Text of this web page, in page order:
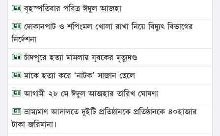
বৃহস্পতিবার পবিত্র ঈদুল আজহা
দোকানপাট ও শপিংমল খোলা রাখা নিয়ে বিদ্যুৎ বিভাগের
নির্দেশনা
চাঁদপুরে হত্যা মামলায় যুবকের মৃত্যুদণ্ড
মাকে হত্যা করে ‘নাটক’ সাজান ছেলে
আগামী ২৮ মে ঈদুল আজহার তারিখ ঘোষণা
ভ্রাম্যমাণ আদালতে দুইটি প্রতিষ্ঠানকে প্রতিষ্ঠানকে ৪০হাজার
টাকা জরিমানা।